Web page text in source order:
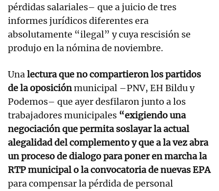
pérdidas salariales– que a juicio de tres
informes jurídicos diferentes era
absolutamente “ilegal” y cuya rescisión se
produjo en la nómina de noviembre.
Unalectura que no compartieron los partidos
de la oposiciónmunicipal –PNV, EH Bildu y
Podemos– que ayer desfilaron junto a los
trabajadores municipales “exigiendo una
negociación que permita soslayar la actual
alegalidad del complemento y que a la vez abra
un proceso de dialogo para poner en marcha la
RTP municipal o la convocatoria de nuevas EPA
para compensar la pérdida de personal